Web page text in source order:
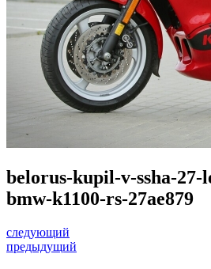
belorus-kupil-v-ssha-
bmw-k1100-rs-27ae879
следующий
предыдущий